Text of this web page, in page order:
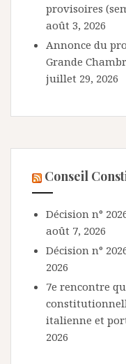
provisoires
août 3, 2026
Annonce du
Grande
juillet 29, 2026
Conseil
Décision n°
août 7, 2026
Décision n°
2026
7e rencontre
italienne et
2026